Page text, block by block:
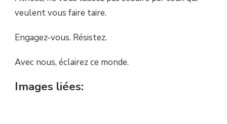
veulent vous faire taire.
Engagez-vous. Résistez.
Avec nous, éclairez ce monde.
Images liées: